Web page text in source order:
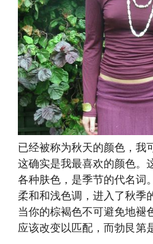
已经被称为秋天的颜色，我
这确实是我最喜欢的颜色。
各种肤色，是季节的代名词
柔和和浅色调，进入了秋季
当你的棕褐色不可避免地褪
应该改变以匹配，而勃艮第